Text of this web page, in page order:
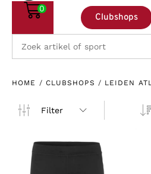
Clubshops
0
HOME / CLUBSHOPS / LEIDEN
Filter